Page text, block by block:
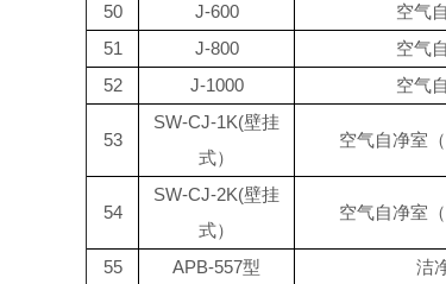
50
J-600 空气
51
J-800 空气
52
J-1000 空气
53
SW-CJ-1K(壁挂
式）
空气自净室
54
SW-CJ-2K(壁挂
式）
空气自净室
55 APB-557型 洁